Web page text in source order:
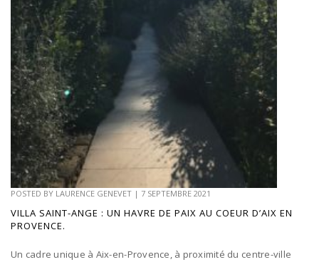
POSTED BY LAURENCE GENEVET | 7 SEPTEMBRE 2021
VILLA SAINT-ANGE : UN HAVRE DE PAIX AU COEUR D’AIX EN
PROVENCE.
Un cadre unique à Aix-en-Provence, à proximité du centre-ville